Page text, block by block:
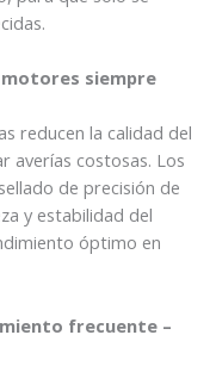
siempre
reducen la calidad del
averías costosas. Los
de precisión de
y estabilidad del
óptimo en
frecuente –